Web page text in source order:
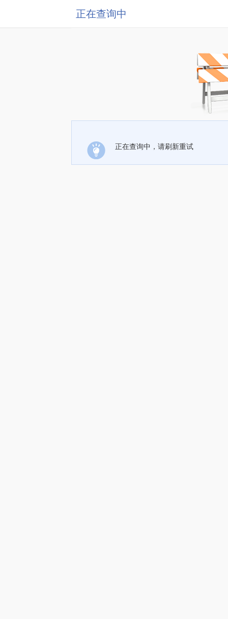
正在查询中
正在查询中，请刷新重试